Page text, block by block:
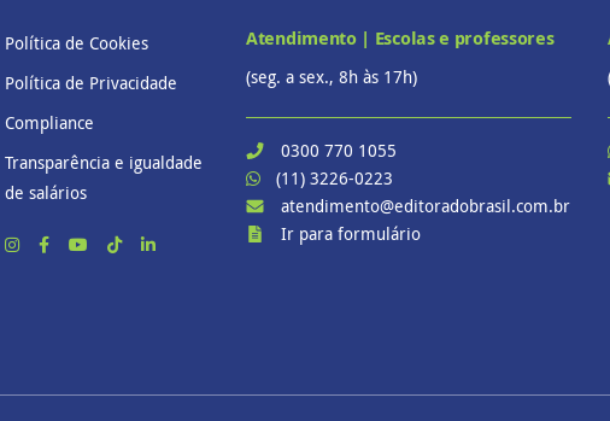
Política de Cookies
Política de Privacidade
Compliance
Transparência e igualdade
de salários
Atendimento | Escolas e professores
(seg. a sex., 8h às 17h)
0300 770 1055
(11) 3226-0223
atendimento@editoradobrasil.com.br
Ir para formulário